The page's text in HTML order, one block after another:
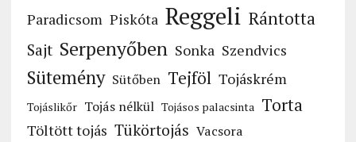
Paradicsom Piskóta Reggeli Rántotta
Sajt Serpenyőben Sonka Szendvics
Sütemény Sütőben Tejföl Tojáskrém
Tojáslikőr Tojás nélkül Tojásos palacsinta Torta
Töltött tojás Tükörtojás Vacsora